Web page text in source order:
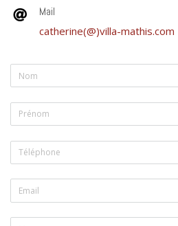
Mail
catherine(@)villa-mathis.com